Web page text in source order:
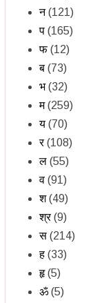
न (121)
प (165)
फ (12)
ब (73)
भ (32)
म (259)
य (70)
र (108)
ल (55)
व (91)
श (49)
श्र (9)
स (214)
ह (33)
हृ (5)
ॐ (5)